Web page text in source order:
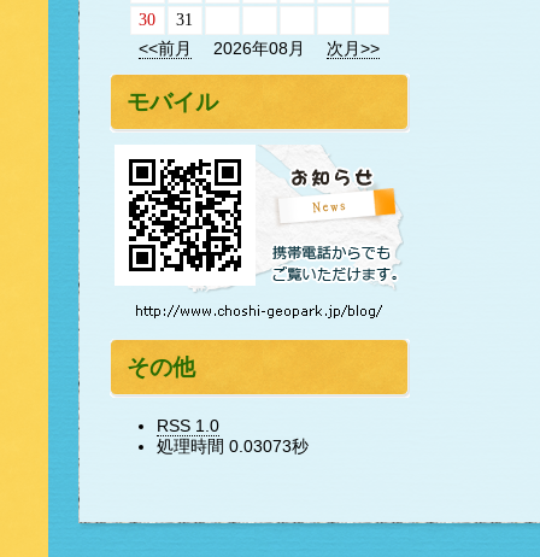
30
31
<<前月
2026年08月 次月>>
モバイル
その他
RSS 1.0
処理時間 0.03073秒